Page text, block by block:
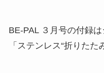
BE-PAL ３月号の付録
「ステンレス“折りたた